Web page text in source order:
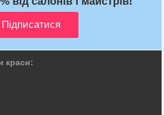
краси: